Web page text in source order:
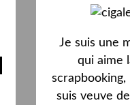
Je suis une
qui aime
suis veuve